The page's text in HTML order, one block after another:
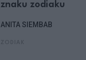
znaku zodiaku
ANITA SIEMBAB